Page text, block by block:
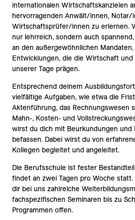
internationalen Wirtschaftskanzleien
hervorragenden Anwält/innen, Notar/
Wirtschaftsprüfer/innen zu erlernen.
nur lehrreich, sondern auch
an den außergewöhnlichen
Entwicklungen, die die Wirtschaft
unserer Tage prägen.
Entsprechend deinem
vielfältige Aufgaben, wie etwa die
Aktenführung, das Rechnungswesen
Mahn-, Kosten- und
wirst du dich mit Beurkundungen und
befassen. Dabei wirst du von
Kollegen begleitet und angeleitet.
Die Berufsschule ist fester
findet an zwei Tagen pro Woche
dir bei uns zahlreiche
fachspezifischen Seminaren bis zu
Programmen offen.